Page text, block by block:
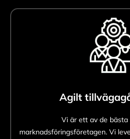
Agilt
Vi är ett av de
marknadsföringsföretagen. Vi